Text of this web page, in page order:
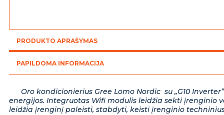
kWPRODUKTO APRAŠYMAS
PAPILDOMA INFORMACIJA
Oro kondicionierius Gree Lomo Nordic su „G10
energijos. Integruotas Wifi modulis leidžia sekti įrenginio
leidžia įrenginį paleisti, stabdyti, keisti įrenginio